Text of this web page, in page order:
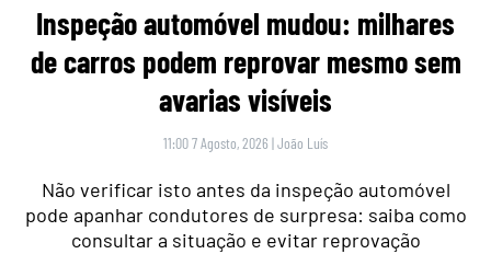
Inspeção automóvel mudou: milhares
de carros podem reprovar mesmo sem
avarias visíveis
11:00 7 Agosto, 2026 |João Luís
Não verificar isto antes da inspeção automóvel
pode apanhar condutores de surpresa: saiba como
consultar a situação e evitar reprovação